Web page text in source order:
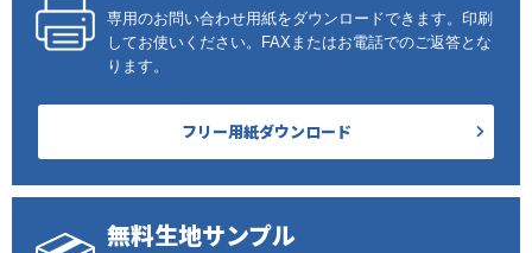
専用のお問い合わせ用紙をダウンロードできます。印刷
してお使いください。FAXまたはお電話でのご返答とな
ります。
フリー用紙ダウンロード
無料生地サンプル